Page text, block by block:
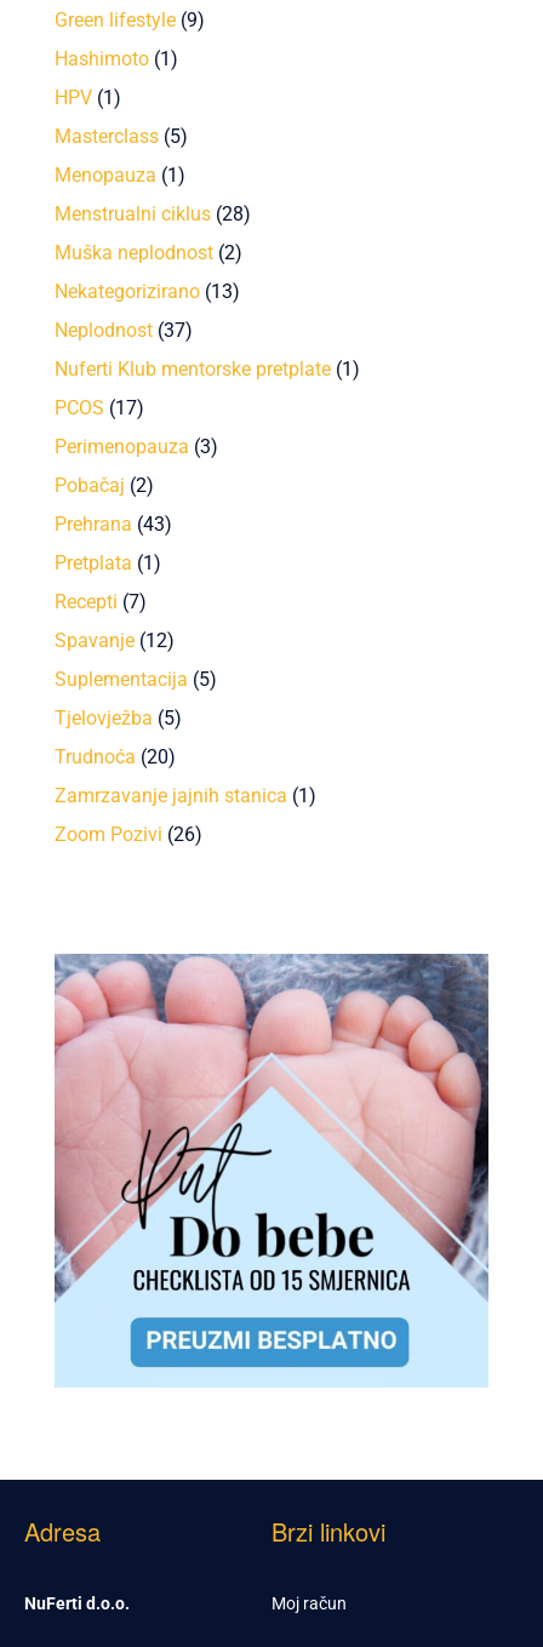
Green lifestyle (9)
Hashimoto (1)
HPV (1)
Masterclass (5)
Menopauza (1)
Menstrualni ciklus (28)
Muška neplodnost (2)
Nekategorizirano (13)
Neplodnost (37)
Nuferti Klub mentorske pretplate (1)
PCOS (17)
Perimenopauza (3)
Pobačaj (2)
Prehrana (43)
Pretplata (1)
Recepti (7)
Spavanje (12)
Suplementacija (5)
Tjelovježba (5)
Trudnoća (20)
Zamrzavanje jajnih stanica (1)
Zoom Pozivi (26)
Brzi linkovi
Moj račun
Adresa
NuFerti d.o.o.